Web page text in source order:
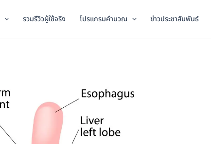
รวมรีวิวผู้ใช้จริง โปรแกรมคำนวณ ข่าวประชาสัมพันธ์